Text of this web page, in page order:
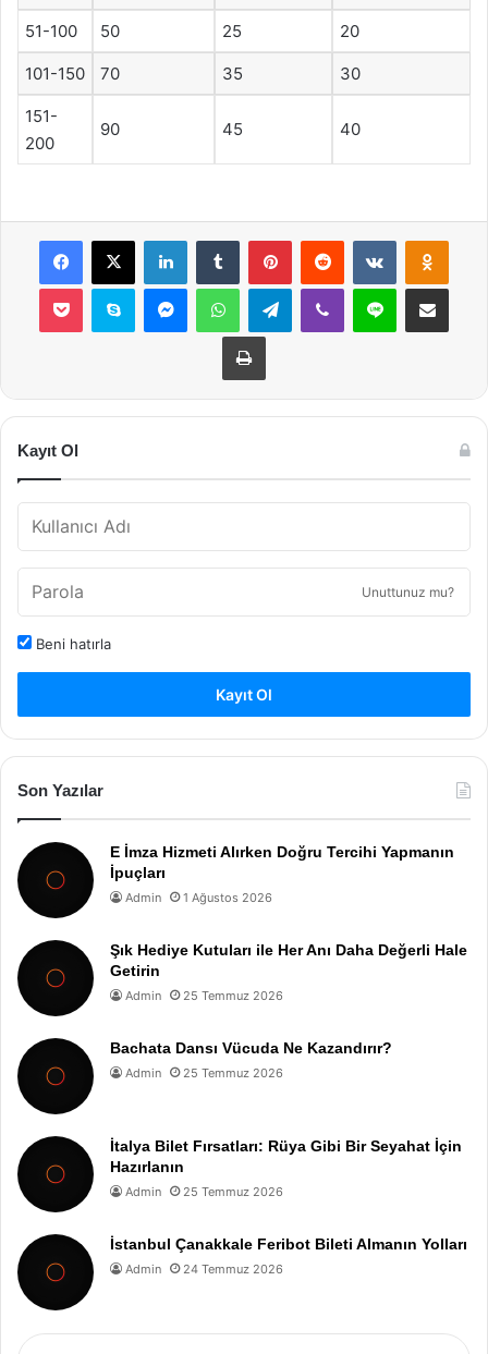
51-100 50 25 20
101-150 70 35 30
151-
200
90 45 40
Facebook
X LinkedInTumblr PinterestReddit VKontakte
Pocket Skype MessengerWhatsAppTelegramViber Line E-Posta ile
Yazdır
Kayıt Ol
Unuttunuz mu?
Beni hatırla
Kayıt Ol
Son Yazılar
E İmza Hizmeti Alırken Doğru Tercihi Yapmanın
İpuçları
Admin 1 Ağustos 2026
Şık Hediye Kutuları ile Her Anı Daha Değerli Hale
Getirin
Admin 25 Temmuz 2026
Bachata Dansı Vücuda Ne Kazandırır?
Admin 25 Temmuz 2026
İtalya Bilet Fırsatları: Rüya Gibi Bir Seyahat İçin
Hazırlanın
Admin 25 Temmuz 2026
İstanbul Çanakkale Feribot Bileti Almanın Yolları
Admin 24 Temmuz 2026